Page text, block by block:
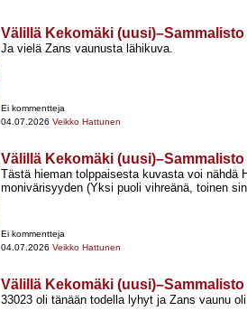
Välillä Kekomäki
Ja vielä Zans vaunusta lähikuva.
Ei kommentteja
04.07.2026 Veikko Hattunen
Välillä Kekomäki
Tästä hieman tolppaisesta kuvasta voi nähdä
monivärisyyden (Yksi puoli vihreänä, toinen
Ei kommentteja
04.07.2026 Veikko Hattunen
Välillä Kekomäki
33023 oli tänään todella lyhyt ja Zans vaunu